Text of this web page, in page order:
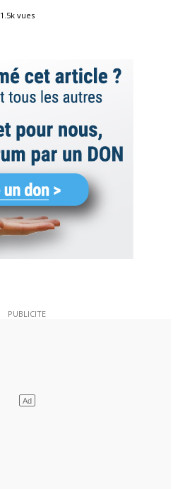
1.5k vues